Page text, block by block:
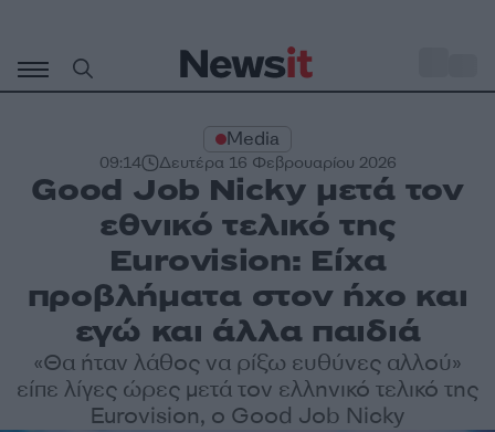
περιεχόμενο
Media
09:14 Δευτέρα 16 Φεβρουαρίου 2026
Good Job Nicky μετά τον
εθνικό τελικό της
Eurovision: Είχα
προβλήματα στον ήχο και
εγώ και άλλα παιδιά
«Θα ήταν λάθος να ρίξω ευθύνες αλλού»
είπε λίγες ώρες μετά τον ελληνικό τελικό της
Eurovision, ο Good Job Nicky